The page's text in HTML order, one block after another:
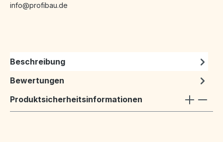
info@profibau.de
Beschreibung
Bewertungen
Produktsicherheitsinformationen